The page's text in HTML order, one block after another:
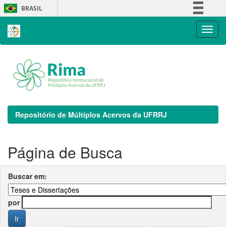
Skip
navigation
BRASIL
Repositório de Múltiplos Acervos da UFRRJ
Página de Busca
Buscar em:
por